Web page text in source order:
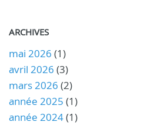
ARCHIVES
mai 2026 (1)
avril 2026 (3)
mars 2026 (2)
année 2025 (1)
année 2024(1)